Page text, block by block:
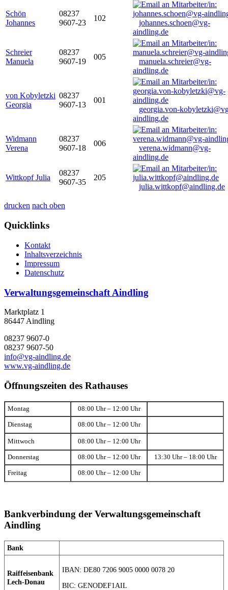
Schön
Johannes
08237
9607-23
102
johannes.schoen@vg-
aindling.de
Schreier
Manuela
08237
9607-19
005
manuela.schreier@vg-
aindling.de
von Kobyletzki
Georgia
08237
9607-13
001
georgia.von-
aindling.de
Widmann
Verena
08237
9607-18
006
verena.widmann@vg-
aindling.de
Wittkopf Julia
08237
9607-35
205
julia.wittkopf@aindling.de
drucken nach oben
Quicklinks
Kontakt
Inhaltsverzeichnis
Impressum
Datenschutz
Verwaltungsgemeinschaft Aindling
Marktplatz 1
86447 Aindling
08237 9607-0
08237 9607-50
info@vg-aindling.de
www.vg-aindling.de
Öffnungszeiten des Rathauses
Montag 08:00 Uhr – 12:00 Uhr
Dienstag 08:00 Uhr – 12:00 Uhr
Mittwoch 08:00 Uhr – 12:00 Uhr
Donnerstag 08:00 Uhr – 12:00 Uhr 13:30 Uhr – 18:00 Uhr
Freitag 08:00 Uhr – 12:00 Uhr
Bankverbindung der Verwaltungsgemeinschaft
Aindling
Bank
Raiffeisenbank
Lech-Donau
IBAN: DE80 7206 9005 0000 0078 20
BIC: GENODEF1AIL